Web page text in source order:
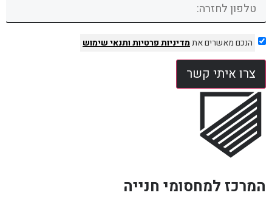
הנכם מאשרים אתמדיניות פרטיותותנאי שימוש
צרו איתי קשר
המרכז למחסומי חנייה